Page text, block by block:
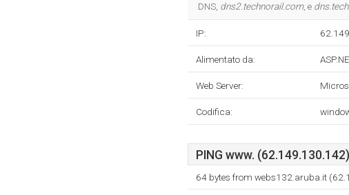
DNS, dns2.technorail.com, e
IP:
Alimentato da:
Web Server:
Codifica:
PING www.
64 bytes from webs132.aruba.it